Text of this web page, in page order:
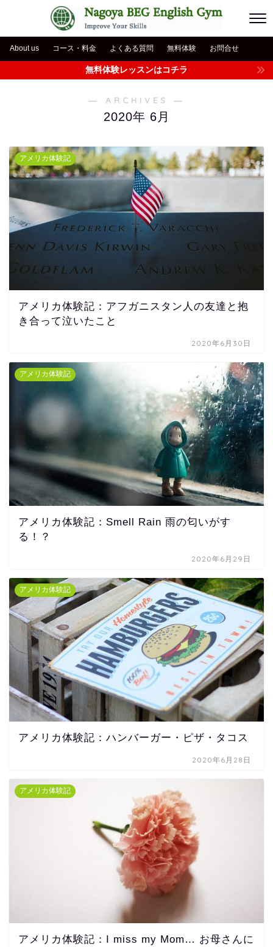
About us コース・料金 よくある質問 無料体験 お問合せ
無料体験レッスンはコチラ
― ARCHIVES ―
2020年 6月
アメリカ体験記
アメリカ体験記：アフガニスタン人の友達と抱
き合って泣いたこと
2020年6月30日
アメリカ体験記
アメリカ体験記：Smell Rain 雨の匂いがす
る！？
2020年6月29日
アメリカ体験記
アメリカ体験記：ハンバーガー・ピザ・タコス
2020年6月28日
アメリカ体験記
アメリカ体験記：I miss my Mom… お母さんに